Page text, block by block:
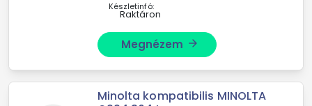
Készletinfó:
Raktáron
Megnézem arrow_forward
Minolta kompatibilis MINOLTA